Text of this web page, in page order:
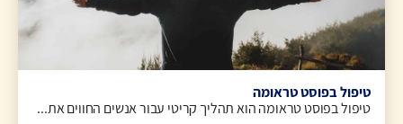
טיפול בפוסט טראומה
טיפול בפוסט טראומה הוא תהליך קריטי עבור אנשים החווים את...